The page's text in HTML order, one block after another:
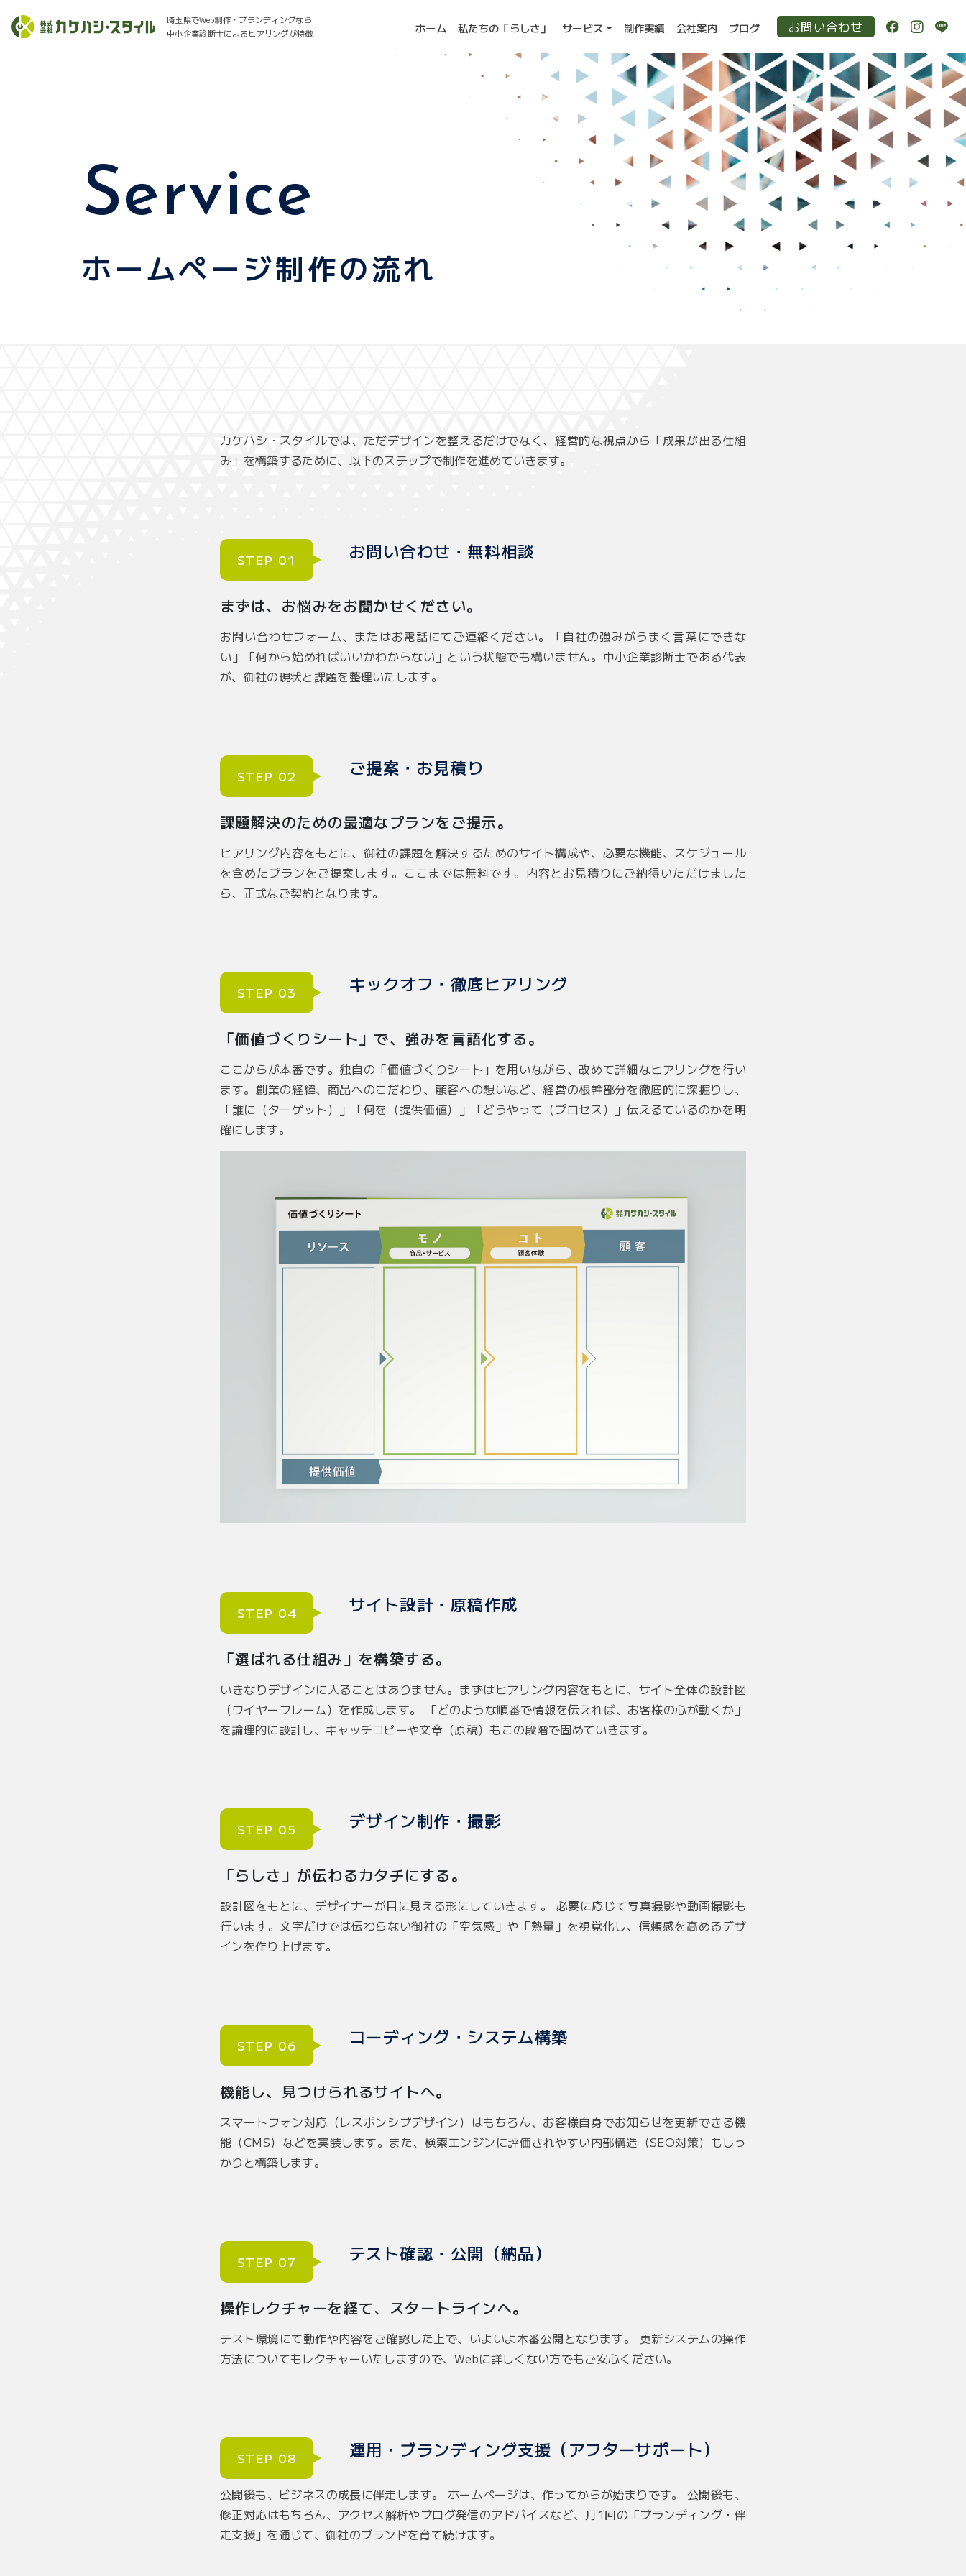
埼玉県でWeb制作・ブランディングなら
中小企業診断士によるヒアリングが特徴
ホーム 私たちの「らしさ」 サービス 制作実績 会社案内 ブログ お問い合わせ
Service
ホームページ制作の流れ
カケハシ・スタイルでは、ただデザインを整えるだけでなく、経営的な視点から「成果が出る仕組
み」を構築するために、以下のステップで制作を進めていきます。
STEP 01 お問い合わせ・無料相談
まずは、お悩みをお聞かせください。
お問い合わせフォーム、またはお電話にてご連絡ください。「自社の強みがうまく言葉にできな
い」「何から始めればいいかわからない」という状態でも構いません。中小企業診断士である代表
が、御社の現状と課題を整理いたします。
STEP 02 ご提案・お見積り
課題解決のための最適なプランをご提示。
ヒアリング内容をもとに、御社の課題を解決するためのサイト構成や、必要な機能、スケジュール
を含めたプランをご提案します。ここまでは無料です。内容とお見積りにご納得いただけました
ら、正式なご契約となります。
STEP 03 キックオフ・徹底ヒアリング
「価値づくりシート」で、強みを言語化する。
ここからが本番です。独自の「価値づくりシート」を用いながら、改めて詳細なヒアリングを行い
ます。創業の経緯、商品へのこだわり、顧客への想いなど、経営の根幹部分を徹底的に深掘りし、
「誰に（ターゲット）」「何を（提供価値）」「どうやって（プロセス）」伝えるているのかを明
確にします。
STEP 04 サイト設計・原稿作成
「選ばれる仕組み」を構築する。
いきなりデザインに入ることはありません。まずはヒアリング内容をもとに、サイト全体の設計図
（ワイヤーフレーム）を作成します。 「どのような順番で情報を伝えれば、お客様の心が動くか」
を論理的に設計し、キャッチコピーや文章（原稿）もこの段階で固めていきます。
STEP 05 デザイン制作・撮影
「らしさ」が伝わるカタチにする。
設計図をもとに、デザイナーが目に見える形にしていきます。 必要に応じて写真撮影や動画撮影も
行います。文字だけでは伝わらない御社の「空気感」や「熱量」を視覚化し、信頼感を高めるデザ
インを作り上げます。
STEP 06 コーディング・システム構築
機能し、見つけられるサイトへ。
スマートフォン対応（レスポンシブデザイン）はもちろん、お客様自身でお知らせを更新できる機
能（CMS）などを実装します。また、検索エンジンに評価されやすい内部構造（SEO対策）もしっ
かりと構築します。
STEP 07 テスト確認・公開（納品）
操作レクチャーを経て、スタートラインへ。
テスト環境にて動作や内容をご確認した上で、いよいよ本番公開となります。 更新システムの操作
方法についてもレクチャーいたしますので、Webに詳しくない方でもご安心ください。
STEP 08 運用・ブランディング支援（アフターサポート）
公開後も、ビジネスの成長に伴走します。 ホームページは、作ってからが始まりです。 公開後も、
修正対応はもちろん、アクセス解析やブログ発信のアドバイスなど、月1回の「ブランディング・伴
走支援」を通じて、御社のブランドを育て続けます。